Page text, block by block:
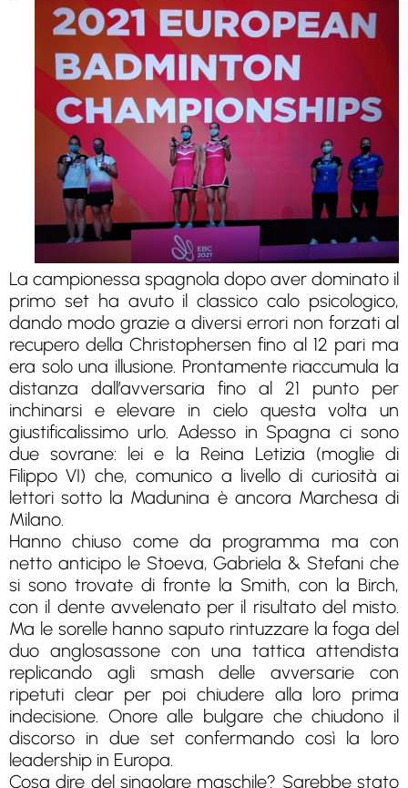
La campionessa spagnola dopo aver dominato il
primo set ha avuto il classico calo psicologico,
dando modo grazie a diversi errori non forzati al
recupero della Christophersen fino al 12 pari ma
era solo una illusione. Prontamente riaccumula la
distanza dall’avversaria fino al 21 punto per
inchinarsi e elevare in cielo questa volta un
giustificalissimo urlo. Adesso in Spagna ci sono
due sovrane: lei e la Reina Letizia (moglie di
Filippo VI) che, comunico a livello di curiosità ai
lettori sotto la Madunina è ancora Marchesa di
Milano.
Hanno chiuso come da programma ma con
netto anticipo le Stoeva, Gabriela & Stefani che
si sono trovate di fronte la Smith, con la Birch,
con il dente avvelenato per il risultato del misto.
Ma le sorelle hanno saputo rintuzzare la foga del
duo anglosassone con una tattica attendista
replicando agli smash delle avversarie con
ripetuti clear per poi chiudere alla loro prima
indecisione. Onore alle bulgare che chiudono il
discorso in due set confermando così la loro
leadership in Europa.
Cosa dire del singolare maschile? Sarebbe stato